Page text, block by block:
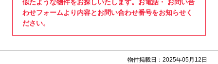
似たような物件をお探しいたします。お電話・ お問い合
わせフォームより内容とお問い合わせ番号をお知らせく
ださい。
物件掲載日：2025年05月12日